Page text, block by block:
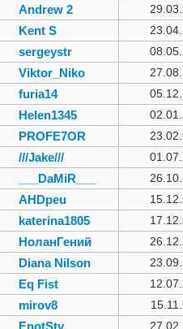
Andrew 2
Kent S
sergeystr
Viktor_Niko
furia14
Helen1345
PROFE7OR
///Jake///
___DaMiR___
AHDpeu
katerina1805
НоланГений
Diana Nilson
Eq Fist
mirov8
EnotSty